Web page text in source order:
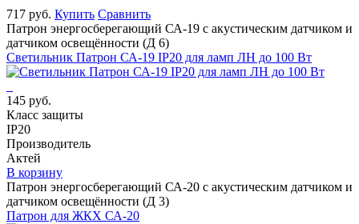
717 руб. Купить Сравнить
Патрон энергосберегающий СА-19 с акустическим датчиком и
датчиком освещённости (Д 6)
Светильник Патрон СА-19 IP20 для ламп ЛН до 100 Вт
145 руб.
Класс защиты
IP20
Производитель
Актей
В корзину
Патрон энергосберегающий СА-20 с акустическим датчиком и
датчиком освещённости (Д 3)
Патрон для ЖКХ СА-20